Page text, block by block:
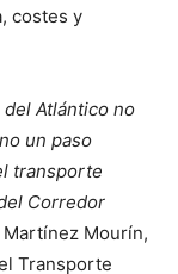
costes y
Atlántico no
un paso
transporte
Corredor
Martínez Mourín,
Transporte